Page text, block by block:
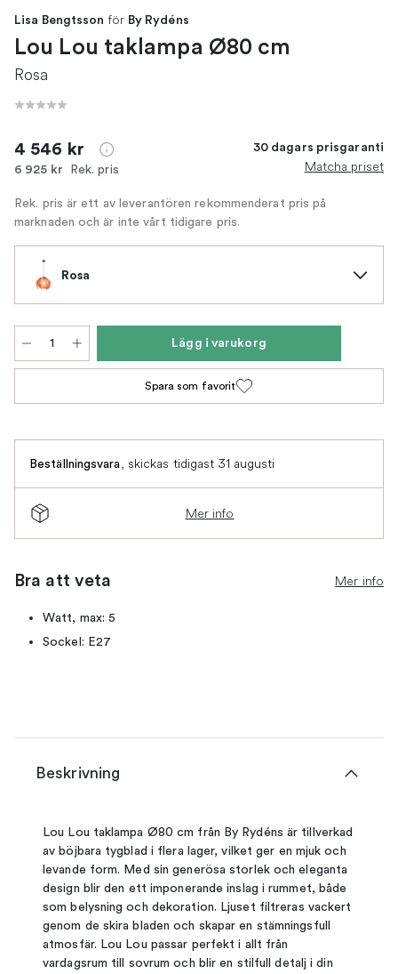
Lisa Bengtsson för By Rydéns
Lou Lou taklampa Ø80 cm
Rosa
4 546 kr
6 925 kr Rek. pris
30 dagars prisgaranti
Matcha priset
Rek. pris är ett av leverantören rekommenderat pris på
marknaden och är inte vårt tidigare pris.
Rosa
Lägg i varukorg
Spara som favorit
Beställningsvara, skickas tidigast 31 augusti
Mer info
Bra att veta Mer info
Watt, max: 5
Sockel: E27
Beskrivning
Lou Lou taklampa Ø80 cm från By Rydéns är tillverkad
av böjbara tygblad i flera lager, vilket ger en mjuk och
levande form. Med sin generösa storlek och eleganta
design blir den ett imponerande inslag i rummet, både
som belysning och dekoration. Ljuset filtreras vackert
genom de skira bladen och skapar en stämningsfull
atmosfär. Lou Lou passar perfekt i allt från
vardagsrum till sovrum och blir en stilfull detalj i din